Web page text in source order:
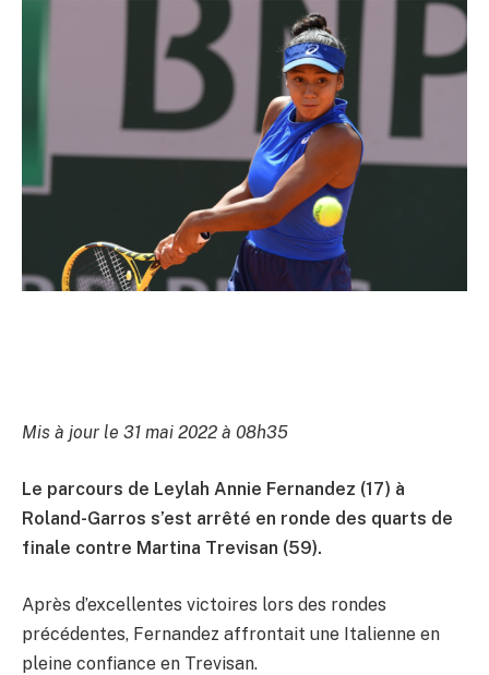
Mis à jour le 31 mai 2022 à 08h35
Le parcours de Leylah Annie Fernandez (17) à
Roland-Garros s’est arrêté en ronde des quarts de
finale contre Martina Trevisan (59).
Après d’excellentes victoires lors des rondes
précédentes, Fernandez affrontait une Italienne en
pleine confiance en Trevisan.